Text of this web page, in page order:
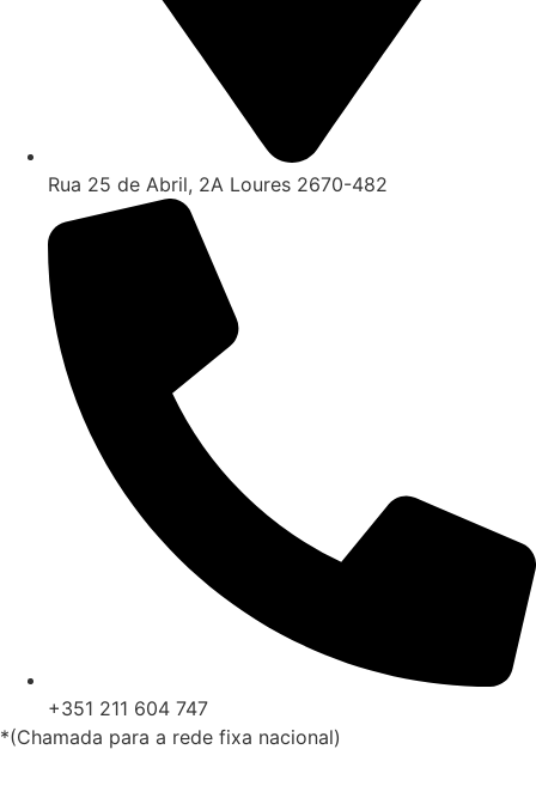
Rua 25 de Abril, 2A Loures 2670-482
+351 211 604 747
*(Chamada para a rede fixa nacional)